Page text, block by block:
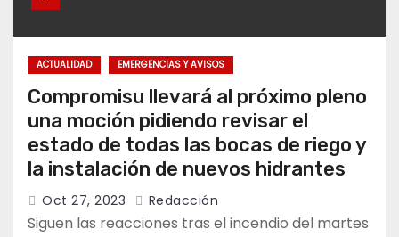
ACTUALIDAD EMERGENCIAS Y AVISOS
Compromisu llevará al próximo pleno
una moción pidiendo revisar el
estado de todas las bocas de riego y
la instalación de nuevos hidrantes
Oct 27, 2023 Redacción
Siguen las reacciones tras el incendio del martes